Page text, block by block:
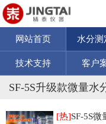
网站首页 水分测
技术支持 客户
SF-5S升级款微量水
[热]SF-5S微